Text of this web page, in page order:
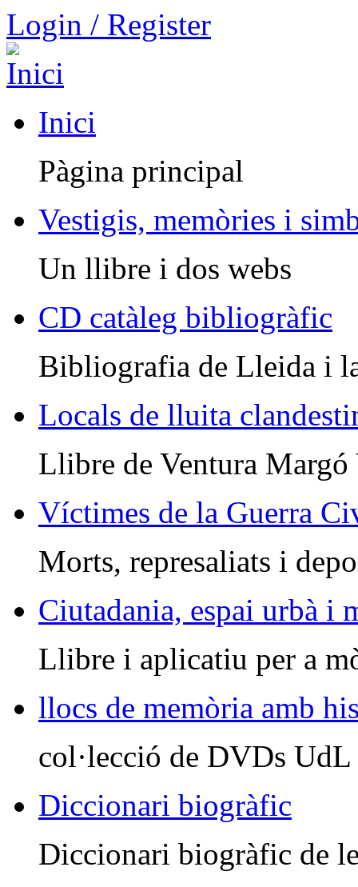
Login / Register
Inici
Pàgina principal
Vestigis, memòries i
Un llibre i dos webs
CD catàleg bibliogràfic
Bibliografia de Lleida i
Locals de lluita
Llibre de Ventura Margó
Víctimes de la Guerra
Morts, represaliats i
Ciutadania, espai urbà i
Llibre i aplicatiu per a
llocs de memòria amb
col·lecció de DVDs UdL
Diccionari biogràfic
Diccionari biogràfic de